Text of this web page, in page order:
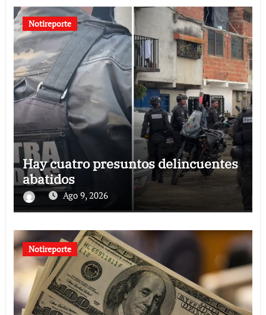
Notireporte
Hay cuatro presuntos delincuentes
abatidos
Ago 9, 2026
Notireporte